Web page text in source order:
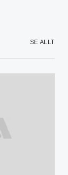
SE ALLT